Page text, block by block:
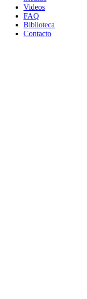
Videos
FAQ
Biblioteca
Contacto